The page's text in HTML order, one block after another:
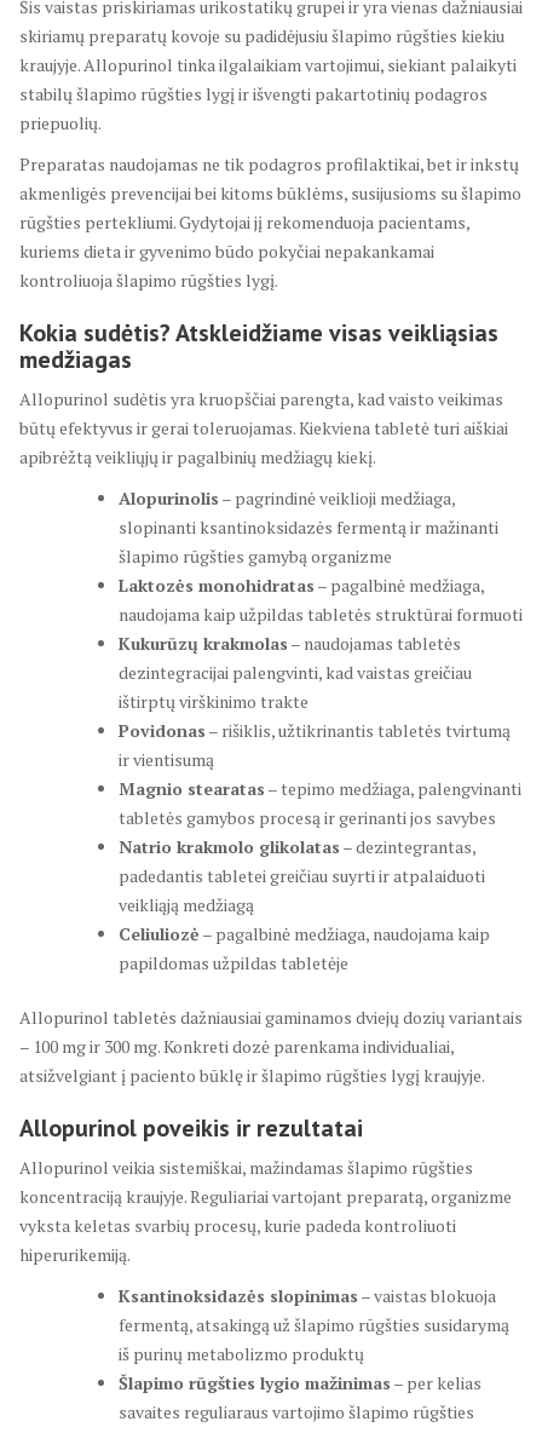
Šis vaistas priskiriamas urikostatikų grupei ir yra vienas dažniausiai
skiriamų preparatų kovoje su padidėjusiu šlapimo rūgšties kiekiu
kraujyje. Allopurinol tinka ilgalaikiam vartojimui, siekiant palaikyti
stabilų šlapimo rūgšties lygį ir išvengti pakartotinių podagros
priepuolių.
Preparatas naudojamas ne tik podagros profilaktikai, bet ir inkstų
akmenligės prevencijai bei kitoms būklėms, susijusioms su šlapimo
rūgšties pertekliumi. Gydytojai jį rekomenduoja pacientams,
kuriems dieta ir gyvenimo būdo pokyčiai nepakankamai
kontroliuoja šlapimo rūgšties lygį.
Kokia sudėtis? Atskleidžiame visas veikliąsias
medžiagas
Allopurinol sudėtis yra kruopščiai parengta, kad vaisto veikimas
būtų efektyvus ir gerai toleruojamas. Kiekviena tabletė turi aiškiai
apibrėžtą veikliųjų ir pagalbinių medžiagų kiekį.
Alopurinolis – pagrindinė veiklioji medžiaga,
slopinanti ksantinoksidazės fermentą ir mažinanti
šlapimo rūgšties gamybą organizme
Laktozės monohidratas – pagalbinė medžiaga,
naudojama kaip užpildas tabletės struktūrai formuoti
Kukurūzų krakmolas – naudojamas tabletės
dezintegracijai palengvinti, kad vaistas greičiau
ištirptų virškinimo trakte
Povidonas – rišiklis, užtikrinantis tabletės tvirtumą
ir vientisumą
Magnio stearatas – tepimo medžiaga, palengvinanti
tabletės gamybos procesą ir gerinanti jos savybes
Natrio krakmolo glikolatas – dezintegrantas,
padedantis tabletei greičiau suyrti ir atpalaiduoti
veikliąją medžiagą
Celiuliozė – pagalbinė medžiaga, naudojama kaip
papildomas užpildas tabletėje
Allopurinol tabletės dažniausiai gaminamos dviejų dozių variantais
– 100 mg ir 300 mg. Konkreti dozė parenkama individualiai,
atsižvelgiant į paciento būklę ir šlapimo rūgšties lygį kraujyje.
Allopurinol poveikis ir rezultatai
Allopurinol veikia sistemiškai, mažindamas šlapimo rūgšties
koncentraciją kraujyje. Reguliariai vartojant preparatą, organizme
vyksta keletas svarbių procesų, kurie padeda kontroliuoti
hiperurikemiją.
Ksantinoksidazės slopinimas – vaistas blokuoja
fermentą, atsakingą už šlapimo rūgšties susidarymą
iš purinų metabolizmo produktų
Šlapimo rūgšties lygio mažinimas – per kelias
savaites reguliaraus vartojimo šlapimo rūgšties